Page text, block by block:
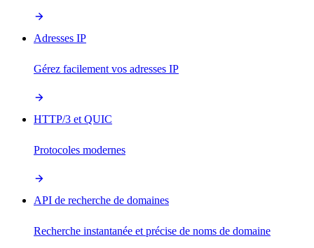
Adresses IP
Gérez facilement vos adresses IP
HTTP/3 et QUIC
Protocoles modernes
API de recherche de domaines
Recherche instantanée et précise de noms de domaine